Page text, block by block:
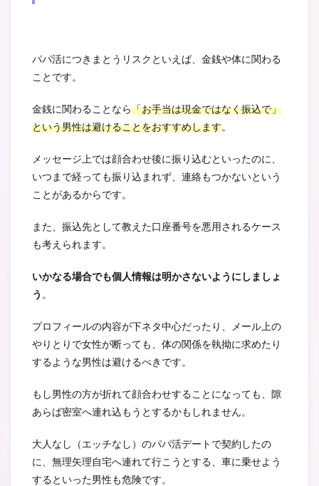
パパ活につきまとうリスクといえば、金銭や体に関わる
ことです。
金銭に関わることなら「お手当は現金ではなく振込で」
という男性は避けることをおすすめします。
メッセージ上では顔合わせ後に振り込むといったのに、
いつまで経っても振り込まれず、連絡もつかないという
ことがあるからです。
また、振込先として教えた口座番号を悪用されるケース
も考えられます。
いかなる場合でも個人情報は明かさないようにしましょ
う 。
プロフィールの内容が下ネタ中心だったり、メール上の
やりとりで女性が断っても、体の関係を執拗に求めたり
するような男性は避けるべきです。
もし男性の方が折れて顔合わせすることになっても、隙
あらば密室へ連れ込もうとするかもしれません。
大人なし（エッチなし）のパパ活デートで契約したの
に、無理矢理自宅へ連れて行こうとする、車に乗せよう
するといった男性も危険です。